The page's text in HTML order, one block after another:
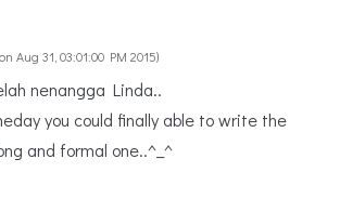
Aug 31, 03:01:00 PM 2015
nenangga Linda..
you could finally able to write the
and formal one..^_^